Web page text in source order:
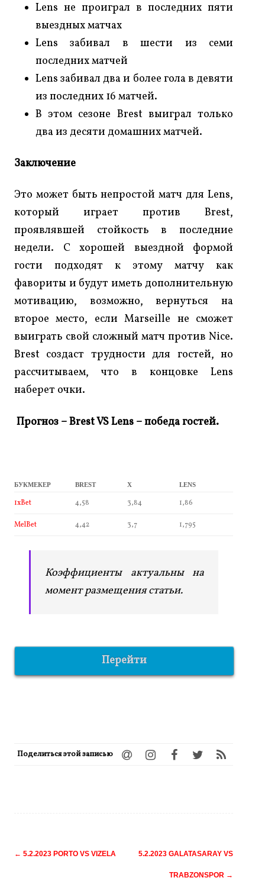
Lens не проиграл в последних пяти
выездных матчах
Lens забивал в шести из семи
последних матчей
Lens забивал два и более гола в девяти
из последних 16 матчей.
В этом сезоне Brest выиграл только
два из десяти домашних матчей.
Заключение
Это может быть непростой матч для Lens,
который играет против Brest,
проявлявшей стойкость в последние
недели. С хорошей выездной формой
гости подходят к этому матчу как
фавориты и будут иметь дополнительную
мотивацию, возможно, вернуться на
второе место, если Marseille не сможет
выиграть свой сложный матч против Nice.
Brest создаст трудности для гостей, но
рассчитываем, что в концовке Lens
наберет очки.
Прогноз – BrestVS Lens – победа гостей.
БУКМЕКЕР BREST X LENS
1xBet 4,58 3,84 1,86
MelBet 4,42 3,7 1,795
Коэффициенты актуальны на
момент размещения статьи.
Перейти
Поделиться этой записью
Навигация
← 5.2.2023 PORTO VS VIZELA 5.2.2023 GALATASARAY VS
TRABZONSPOR →